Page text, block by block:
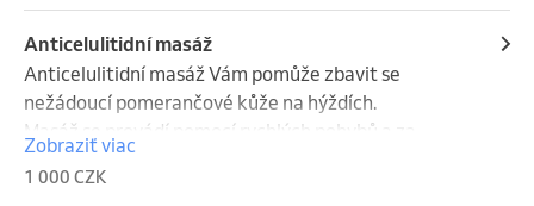
Anticelulitidní masáž
Anticelulitidní masáž Vám pomůže zbavit se
nežádoucí pomerančové kůže na hýždích.
Masáž se provádí pomocí rychlých pohybů a za
použití skořicové masážní emulze.
Masáž obsahuje závěrečný zábal
Zobraziť viac
1 000 CZK